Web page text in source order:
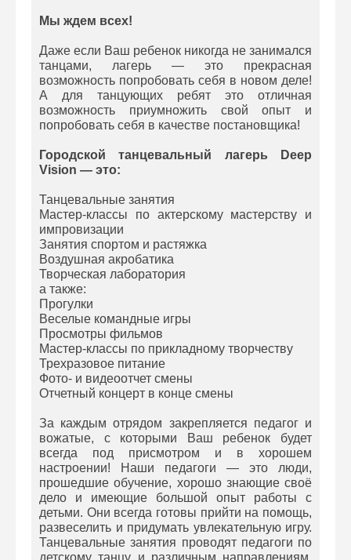
Мы ждем всех!
Даже если Ваш ребенок никогда не занимался
танцами, лагерь — это прекрасная
возможность попробовать себя в новом деле!
А для танцующих ребят это отличная
возможность приумножить свой опыт и
попробовать себя в качестве постановщика!
Городской танцевальный лагерь Deep
Vision — это:
Танцевальные занятия
Мастер-классы по актерскому мастерству и
импровизации
Занятия спортом и растяжка
Воздушная акробатика
Творческая лаборатория
а также:
Прогулки
Веселые командные игры
Просмотры фильмов
Мастер-классы по прикладному творчеству
Трехразовое питание
Фото- и видеоотчет смены
Отчетный концерт в конце смены
За каждым отрядом закрепляется педагог и
вожатые, с которыми Ваш ребенок будет
всегда под присмотром и в хорошем
настроении! Наши педагоги — это люди,
прошедшие обучение, хорошо знающие своё
дело и имеющие большой опыт работы с
детьми. Они всегда готовы прийти на помощь,
развеселить и придумать увлекательную игру.
Танцевальные занятия проводят педагоги по
детскому танцу и различным направлениям,